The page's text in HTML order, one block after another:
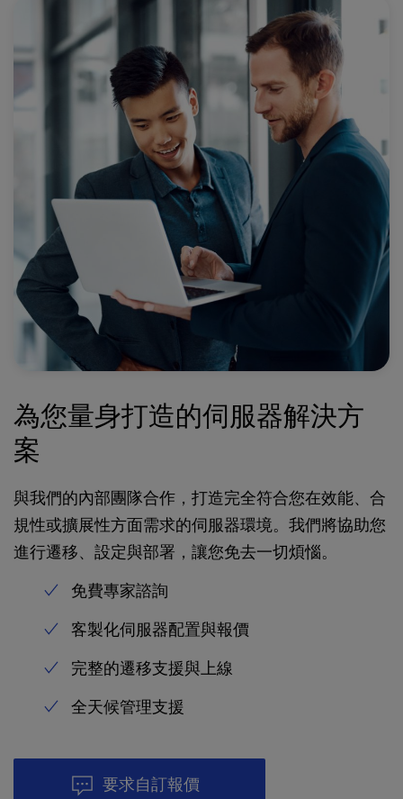
為您量身打造的伺服器解決方
案
與我們的內部團隊合作，打造完全符合您在效能、合
規性或擴展性方面需求的伺服器環境。我們將協助您
進行遷移、設定與部署，讓您免去一切煩惱。
免費專家諮詢
客製化伺服器配置與報價
完整的遷移支援與上線
全天候管理支援
要求自訂報價